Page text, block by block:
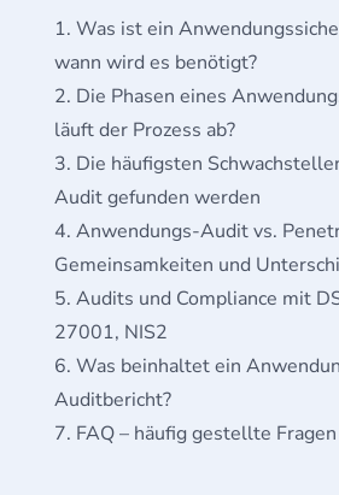
Was ist ein
wann wird es benötigt?
Die Phasen eines
läuft der Prozess ab?
Die häufigsten
Audit gefunden werden
Anwendungs-Audit vs.
Gemeinsamkeiten und
Audits und Compliance mit
27001, NIS2
Was beinhaltet ein
Auditbericht?
FAQ – häufig gestellte Fragen